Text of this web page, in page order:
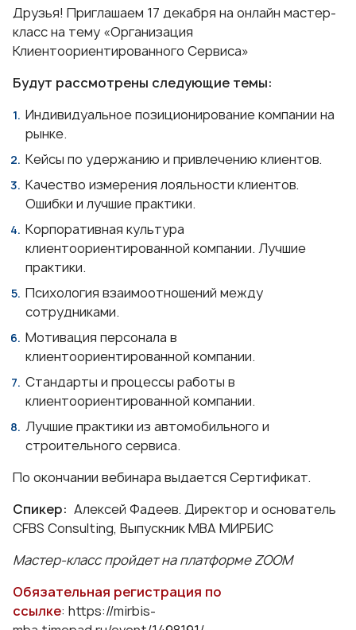
Друзья! Приглашаем 17 декабря на онлайн мастер-
класс на тему «Организация
Клиентоориентированного Сервиса»
Будут рассмотрены следующие темы:
Индивидуальное позиционирование компании на
рынке.
Кейсы по удержанию и привлечению клиентов.
Качество измерения лояльности клиентов.
Ошибки и лучшие практики.
Корпоративная культура
клиентоориентированной компании. Лучшие
практики.
Психология взаимоотношений между
сотрудниками.
Мотивация персонала в
клиентоориентированной компании.
Стандарты и процессы работы в
клиентоориентированной компании.
Лучшие практики из автомобильного и
строительного сервиса.
По окончании вебинара выдается Сертификат.
Спикер: Алексей Фадеев. Директор и основатель
CFBS Consulting, Выпускник МВА МИРБИС
Мастер-класс пройдет на платформе ZOOM
Обязательная регистрация по
ссылке: https://mirbis-